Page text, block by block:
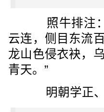
照牛排注：
云连，侧目东流
龙山色侵衣袂，
青天。”
明朝学正、